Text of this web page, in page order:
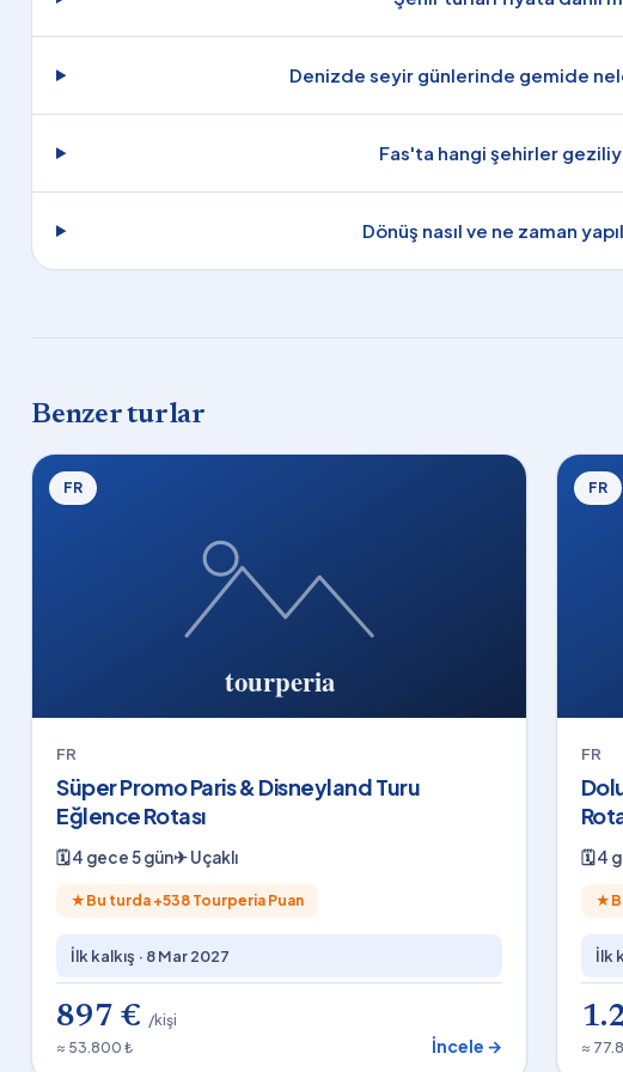
Denizde seyir günlerinde gemide
Fas'ta hangi şehirler
Dönüş nasıl ve ne zaman
Benzer turlar
FR
FR
Süper Promo Paris & Disneyland Turu
Eğlence Rotası
🗓4 gece 5 gün✈Uçaklı
★ Bu turda +538 Tourperia Puan
İlk kalkış · 8 Mar 2027
897 € /kişi
≈ 53.800 ₺
İncele →
FR
FR
🗓4
★
İlk
≈